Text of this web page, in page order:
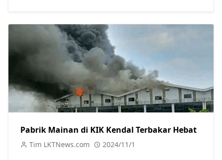
Pabrik Mainan di KIK Kendal Terbakar Hebat
Tim LKTNews.com 2024/11/1